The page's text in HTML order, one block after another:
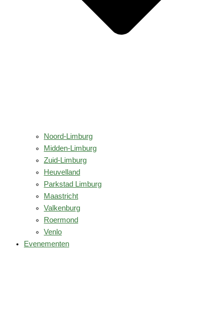
Noord-Limburg
Midden-Limburg
Zuid-Limburg
Heuvelland
Parkstad Limburg
Maastricht
Valkenburg
Roermond
Venlo
Evenementen